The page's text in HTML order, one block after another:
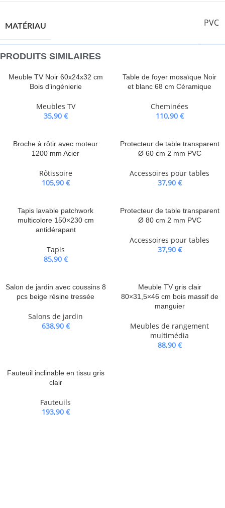
MATÉRIAU PVC
PRODUITS SIMILAIRES
Meuble TV Noir 60x24x32 cm
Bois d’ingénierie
Meubles TV
35,90 €
Table de foyer mosaïque Noir
et blanc 68 cm Céramique
Cheminées
110,90 €
Broche à rôtir avec moteur
1200 mm Acier
Rôtissoire
105,90 €
Protecteur de table transparent
Ø 60 cm 2 mm PVC
Accessoires pour tables
37,90 €
Tapis lavable patchwork
multicolore 150×230 cm
antidérapant
Tapis
85,90 €
Protecteur de table transparent
Ø 80 cm 2 mm PVC
Accessoires pour tables
37,90 €
Salon de jardin avec coussins 8
pcs beige résine tressée
Salons de jardin
638,90 €
Meuble TV gris clair
80×31,5×46 cm bois massif de
manguier
Meubles de rangement
multimédia
88,90 €
Fauteuil inclinable en tissu gris
clair
Fauteuils
193,90 €